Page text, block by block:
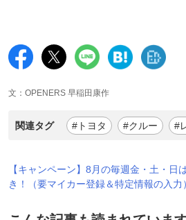
文：OPENERS 早稲田康作
関連タグ #トヨタ #クルー #
【キャンペーン】8月の毎週金・土・日
き！（要マイカー登録＆特定情報の入力）